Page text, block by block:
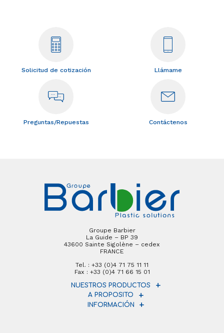
Solicitud de cotización Llámame
Preguntas/Repuestas Contáctenos
Groupe Barbier
La Guide – BP 39
43600 Sainte Sigolène – cedex
FRANCE
Tel. : +33 (0)4 71 75 11 11
Fax : +33 (0)4 71 66 15 01
NUESTROS PRODUCTOS
A PROPOSITO
INFORMACIÓN